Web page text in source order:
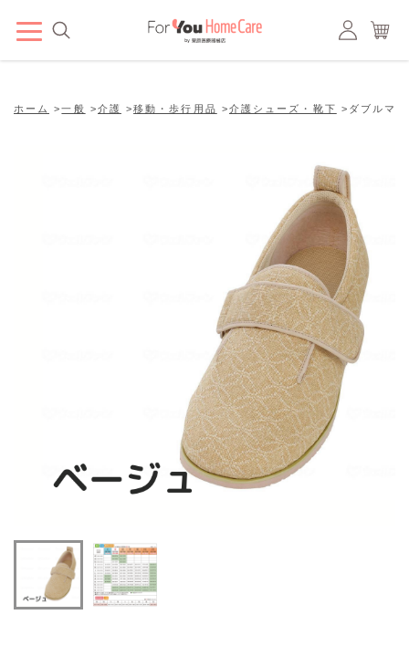
ホーム >一般 >介護 >移動・歩行用品 >介護シューズ・靴下 > ダブルマ